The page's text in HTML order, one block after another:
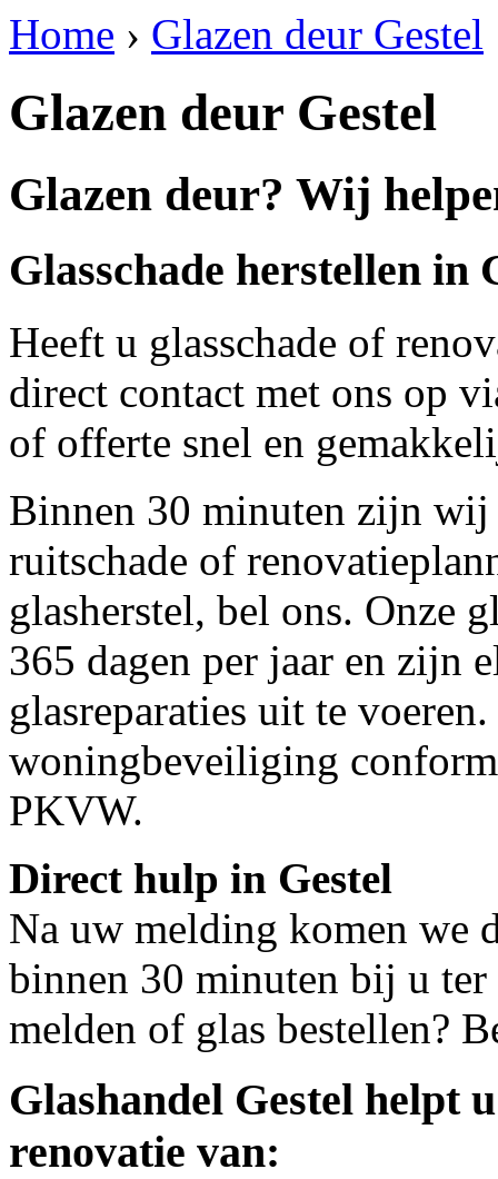
Home › Glazen deur Gestel
Glazen deur Gestel
Glazen deur? Wij
Glasschade herstellen in
Heeft u glasschade of
direct contact met ons op
of offerte snel en
Binnen 30 minuten zijn wij
ruitschade of
glasherstel, bel ons. Onze
365 dagen per jaar en zijn
glasreparaties uit te
woningbeveiliging
PKVW.
Direct hulp in Gestel
Na uw melding komen we
binnen 30 minuten bij u ter
melden of glas bestellen?
Glashandel Gestel helpt
renovatie van: